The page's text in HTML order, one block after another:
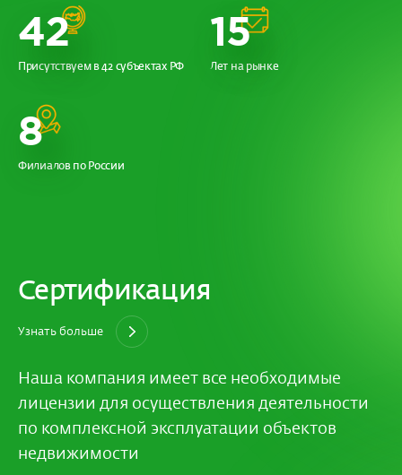
42
Присутствуем в 42 субъектах РФ
15
Лет на рынке
8
Филиалов по России
Сертификация
Узнать больше
Наша компания имеет все необходимые
лицензии для осуществления деятельности
по комплексной эксплуатации объектов
недвижимости